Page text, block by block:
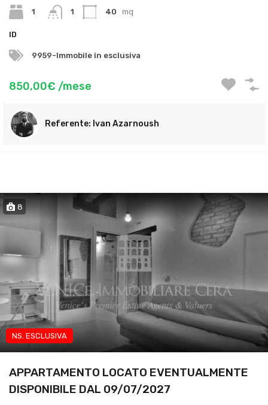
1 1 40 mq
ID
9959-Immobile in esclusiva
850,00€ /mese
Ivan Azarnoush
8
NS. ESCLUSIVA App transitorio lavoratori
APPARTAMENTO LOCATO EVENTUALMENTE
DISPONIBILE DAL 09/07/2027